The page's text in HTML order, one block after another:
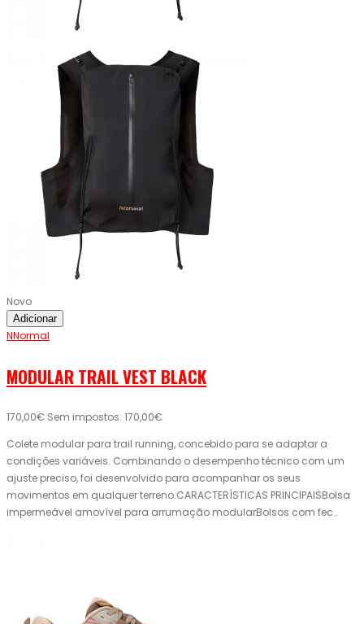
Novo
Adicionar
NNormal
MODULAR TRAIL VEST BLACK
170,00€ Sem impostos: 170,00€
Colete modular para trail running, concebido para se adaptar a
condições variáveis. Combinando o desempenho técnico com um
ajuste preciso, foi desenvolvido para acompanhar os seus
movimentos em qualquer terreno.CARACTERÍSTICAS PRINCIPAISBolsa
impermeável amovível para arrumação modularBolsos com fec..